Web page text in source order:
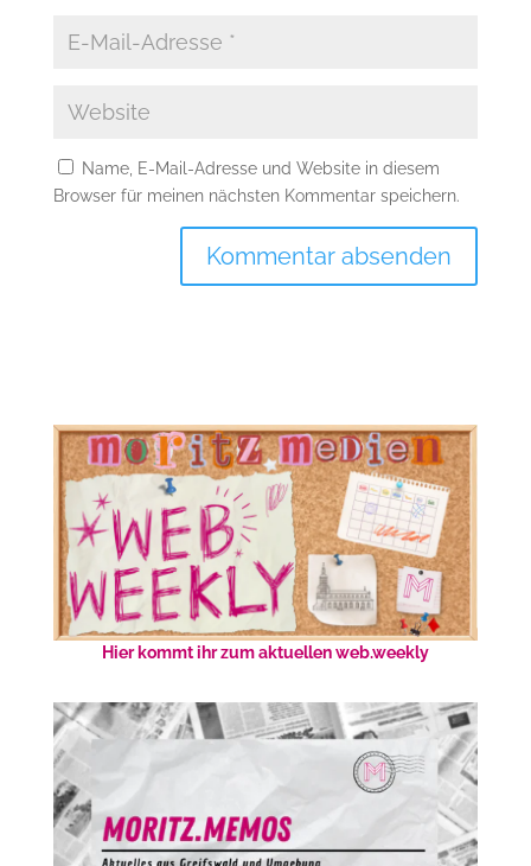
Name, E-Mail-Adresse und Website in diesem
Browser für meinen nächsten Kommentar speichern.
Hier kommt ihr zum aktuellen web.weekly